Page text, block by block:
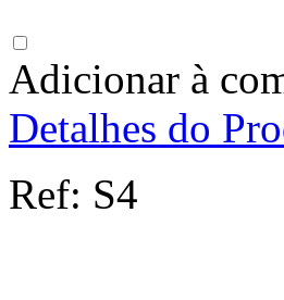
Adicionar à
Detalhes do
Ref: S4